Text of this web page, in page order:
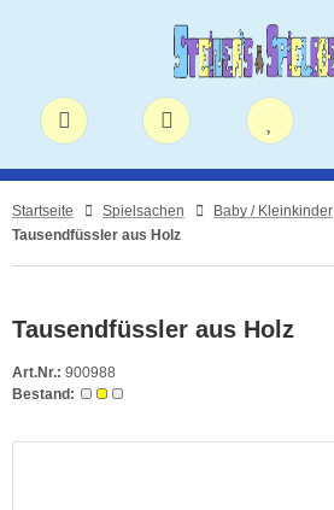
Startseite Spielsachen
Baby / Kleinkinder
Tausendfüssler aus Holz
Tausendfüssler aus Holz
Art.Nr.: 900988
Bestand: